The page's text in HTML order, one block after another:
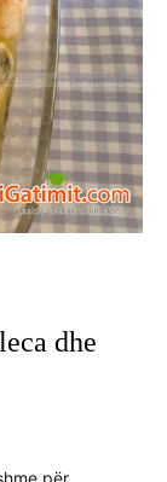
dhe
për